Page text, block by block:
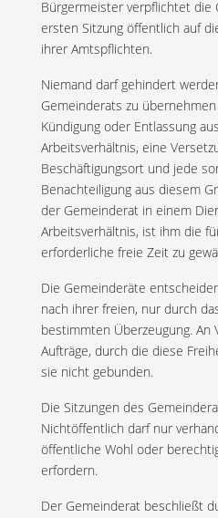
Bürgermeister verpflichtet die
ersten Sitzung öffentlich auf
ihrer Amtspflichten.
Niemand darf gehindert
Gemeinderats zu
Kündigung oder Entlassung
Arbeitsverhältnis, eine
Beschäftigungsort und jede
Benachteiligung aus diesem
der Gemeinderat in einem
Arbeitsverhältnis, ist ihm die
erforderliche freie Zeit zu
Die Gemeinderäte
nach ihrer freien, nur durch
bestimmten Überzeugung. An
Aufträge, durch die diese
sie nicht gebunden.
Die Sitzungen des
Nichtöffentlich darf nur
öffentliche Wohl oder
erfordern.
Der Gemeinderat beschließt